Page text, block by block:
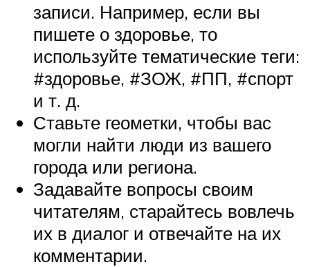
записи. Например, если вы
пишете о здоровье, то
используйте тематические теги:
#здоровье, #ЗОЖ, #ПП, #спорт
и т. д.
Ставьте геометки, чтобы вас
могли найти люди из вашего
города или региона.
Задавайте вопросы своим
читателям, старайтесь вовлечь
их в диалог и отвечайте на их
комментарии.